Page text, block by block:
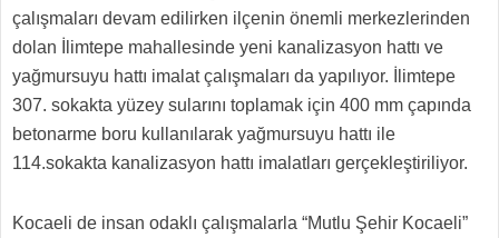
çalışmaları devam edilirken ilçenin önemli merkezlerinden
dolan İlimtepe mahallesinde yeni kanalizasyon hattı ve
yağmursuyu hattı imalat çalışmaları da yapılıyor. İlimtepe
307. sokakta yüzey sularını toplamak için 400 mm çapında
betonarme boru kullanılarak yağmursuyu hattı ile
114.sokakta kanalizasyon hattı imalatları gerçekleştiriliyor.
Kocaeli de insan odaklı çalışmalarla “Mutlu Şehir Kocaeli”